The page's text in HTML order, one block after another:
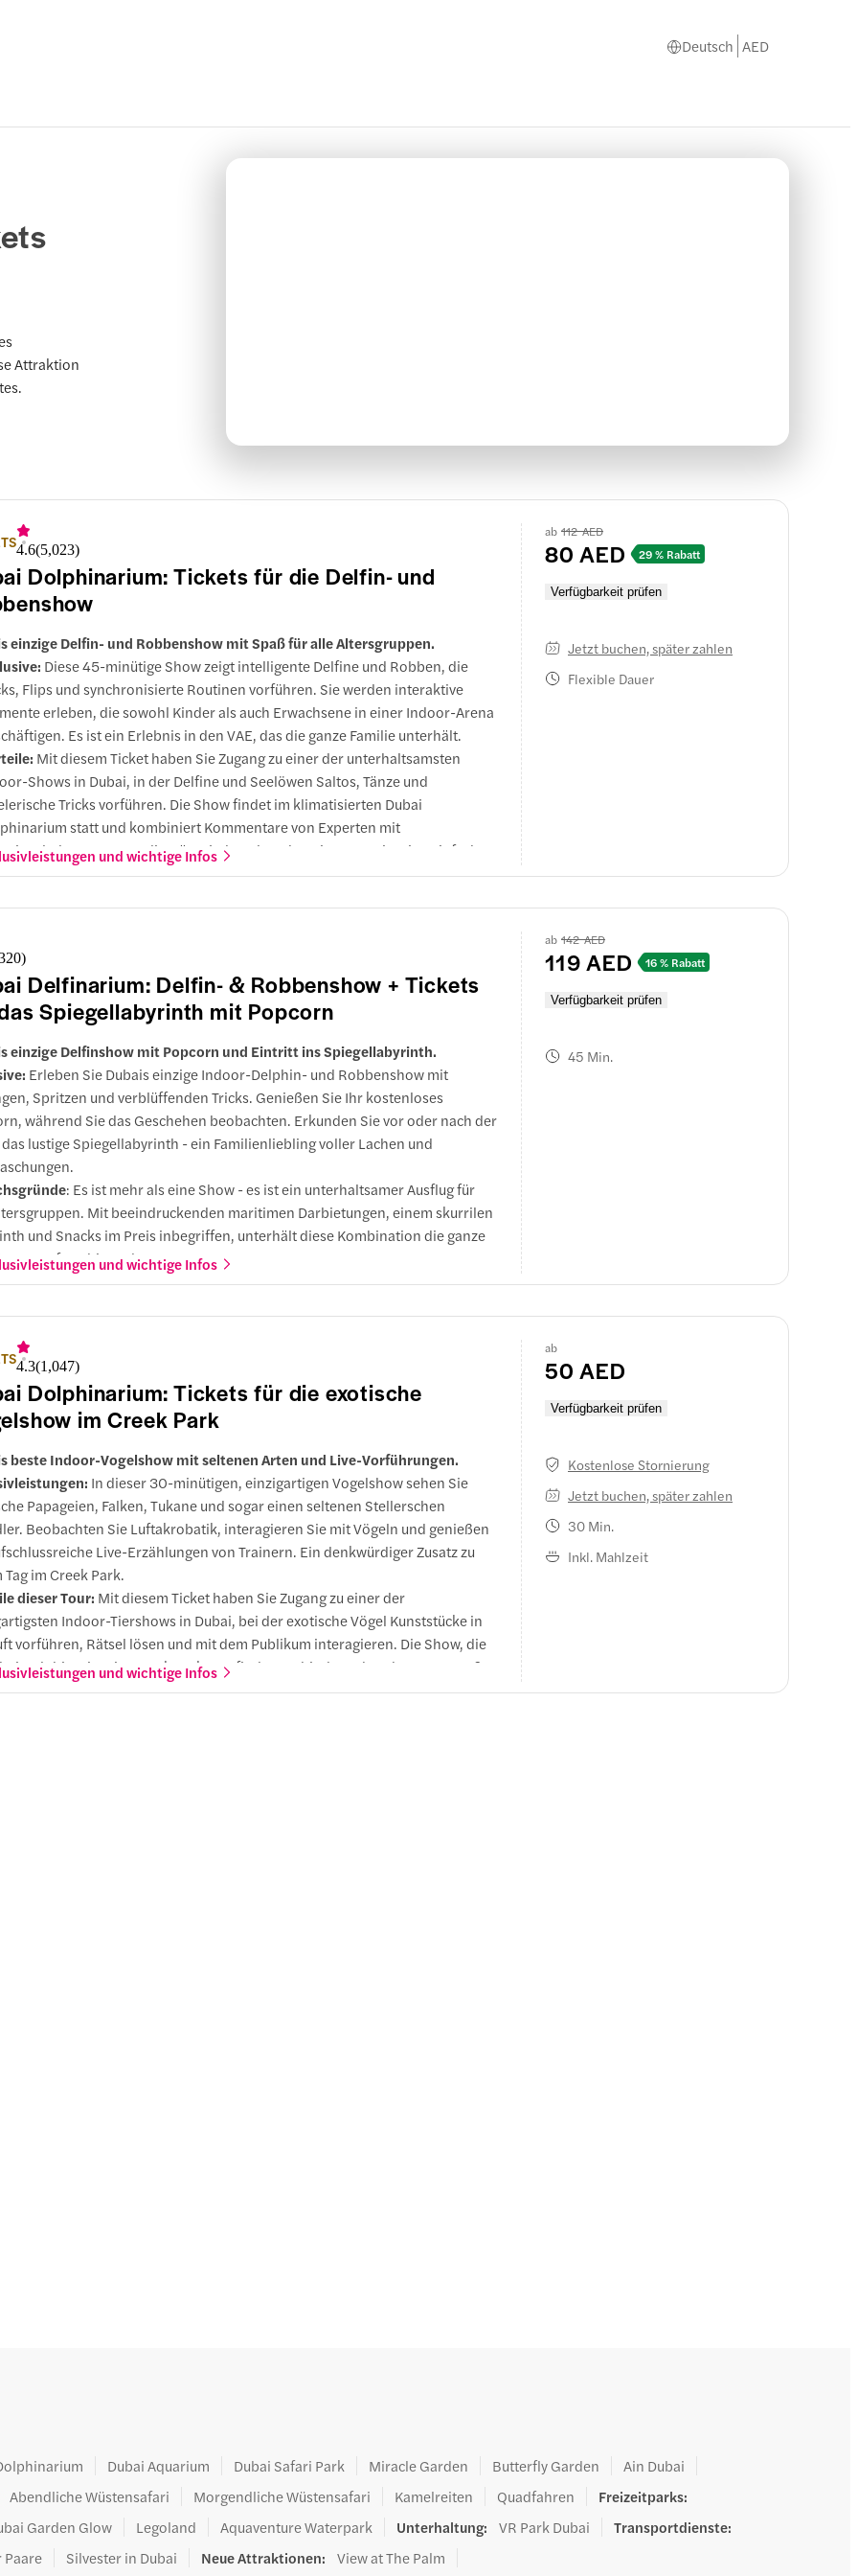
Deutsch AED
Attraktion
4.6(5,023)
Dolphinarium: Tickets für die Delfin- und
ab 112 AED
80 AED 29 % Rabatt
Verfügbarkeit prüfen
Jetzt buchen, später zahlen
Flexible Dauer
einzige Delfin- und Robbenshow mit Spaß für alle Altersgruppen.
Diese 45-minütige Show zeigt intelligente Delfine und Robben, die
Flips und synchronisierte Routinen vorführen. Sie werden interaktive
erleben, die sowohl Kinder als auch Erwachsene in einer Indoor-Arena
Es ist ein Erlebnis in den VAE, das die ganze Familie unterhält.
Mit diesem Ticket haben Sie Zugang zu einer der unterhaltsamsten
Shows in Dubai, in der Delfine und Seelöwen Saltos, Tänze und
Tricks vorführen. Die Show findet im klimatisierten Dubai
statt und kombiniert Kommentare von Experten mit
Stunts, die Gäste jeden Alters begeistern. Es ist eine einfache,
Ergänzung für jeden Familienausflug.
und wichtige Infos
)
Delfinarium: Delfin- & Robbenshow + Tickets
Spiegellabyrinth mit Popcorn
ab 142 AED
119 AED 16 % Rabatt
Verfügbarkeit prüfen
45 Min.
einzige Delfinshow mit Popcorn und Eintritt ins Spiegellabyrinth.
Erleben Sie Dubais einzige Indoor-Delphin- und Robbenshow mit
Spritzen und verblüffenden Tricks. Genießen Sie Ihr kostenloses
während Sie das Geschehen beobachten. Erkunden Sie vor oder nach der
lustige Spiegellabyrinth - ein Familienliebling voller Lachen und
: Es ist mehr als eine Show - es ist ein unterhaltsamer Ausflug für
Mit beeindruckenden maritimen Darbietungen, einem skurrilen
und Snacks im Preis inbegriffen, unterhält diese Kombination die ganze
von Anfang bis Ende.
Upgraden Sie auf Headout-exklusive VIP-Sitzplätze, um die beste
und wichtige Infos
4.3(1,047)
Dolphinarium: Tickets für die exotische
im Creek Park
ab
50 AED
Verfügbarkeit prüfen
Kostenlose Stornierung
Jetzt buchen, später zahlen
30 Min.
Inkl. Mahlzeit
beste Indoor-Vogelshow mit seltenen Arten und Live-Vorführungen.
In dieser 30-minütigen, einzigartigen Vogelshow sehen Sie
Papageien, Falken, Tukane und sogar einen seltenen Stellerschen
Beobachten Sie Luftakrobatik, interagieren Sie mit Vögeln und genießen
Live-Erzählungen von Trainern. Ein denkwürdiger Zusatz zu
Tag im Creek Park.
dieser Tour: Mit diesem Ticket haben Sie Zugang zu einer der
Indoor-Tiershows in Dubai, bei der exotische Vögel Kunststücke in
vorführen, Rätsel lösen und mit dem Publikum interagieren. Die Show, die
Dolphinarium im Creek Park stattfindet, verbindet unbeschwerten Spaß
Momenten und ist für Gäste aller Altersgruppen gedacht. Es ist ein
und wichtige Infos
Dubai Aquarium Dubai Safari Park Miracle Garden Butterfly Garden
Ain Dubai
Abendliche Wüstensafari Morgendliche Wüstensafari Kamelreiten Quadfahren Freizeitparks:
Garden Glow Legoland Aquaventure Waterpark Unterhaltung: VR Park Dubai Transportdienste:
Paare Silvester in Dubai Neue Attraktionen: View at The Palm